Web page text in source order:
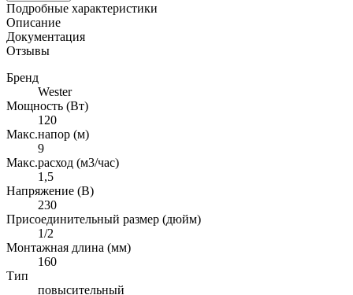
Подробные характеристики
Описание
Документация
Отзывы
Бренд
Wester
Мощность (Вт)
120
Макс.напор (м)
9
Макс.расход (м3/час)
1,5
Напряжение (В)
230
Присоединительный размер (дюйм)
1/2
Монтажная длина (мм)
160
Тип
повысительный